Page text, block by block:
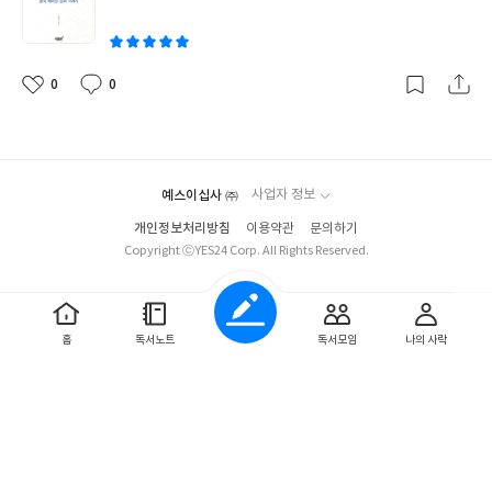
중국 베이징을 바라보던 시기를 지나 이제는 그곳의 주민으로써의
베이징을 바라보게되었을 테고 그 수많은 시각이 이 책에서 느껴지
왕징 지역을 시작으로 베이징의 여러 지역과 역사적인 공간, 종교
뀌어가는 것이 얼마나 잘 보일지 짐작이 어려울 정도다. 우리와 매우
가까운 나라지만 멀게만 느껴지는 나라, 중국. 일본도 마찬가지지만
중국에 대한 이미지는 점점 더 나빠지고 있는 추세다. 나는 개인적으
로 "공산주의 국가"라는 가면을 쓴 독재 국가라고 생각하고 있는데
그 와중에도 사람들은 살아가고 있다. <중국 베이징 문화 이야기>
는 바로 이들의 이야기를 한다. 물론 그 속에 국가는 완벽하게 배제
될 수 없지만, 그들이 살아가면서 만든 문화를 보는 재미가 있다. 비
좋
0
댓
0
작
홈 독서노트 독서모임 나의 사락
예스이십사 ㈜ 사업자 정보
개인정보처리방침 이용약관
문의하기
Copyright ⓒYES24 Corp. All Rights Reserved.